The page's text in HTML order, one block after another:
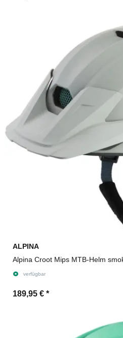
ALPINA
Alpina Croot Mips MTB-Helm
verfügbar
189,95 € *